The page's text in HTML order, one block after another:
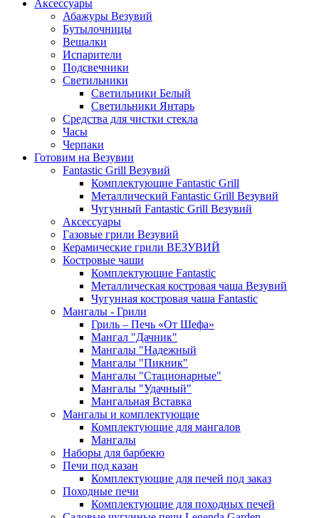
Аксессуары
Абажуры Везувий
Бутылочницы
Вешалки
Испарители
Подсвечники
Светильники
Светильники Белый
Светильники Янтарь
Средства для чистки стекла
Часы
Черпаки
Готовим на Везувии
Fantastic Grill Везувий
Комплектующие Fantastic Grill
Металлический Fantastic Grill Везувий
Чугунный Fantastic Grill Везувий
Аксессуары
Газовые грили Везувий
Керамические грили ВЕЗУВИЙ
Костровые чаши
Комплектующие Fantastic
Металлическая костровая чаша Везувий
Чугунная костровая чаша Fantastic
Мангалы - Грили
Гриль – Печь «От Шефа»
Мангал "Дачник"
Мангалы "Надежный
Мангалы "Пикник"
Мангалы "Стационарные"
Мангалы "Удачный"
Мангальная Вставка
Мангалы и комплектующие
Комплектующие для мангалов
Мангалы
Наборы для барбекю
Печи под казан
Комплектующие для печей под заказ
Походные печи
Комплектующие для походных печей